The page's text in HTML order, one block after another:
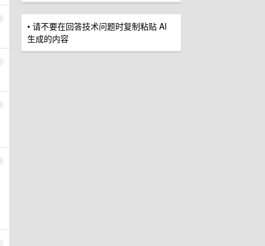
• 请不要在回答技术问题时复制粘贴 AI
生成的内容